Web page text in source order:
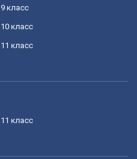
9 класс
10 класс
11 класс
11 класс